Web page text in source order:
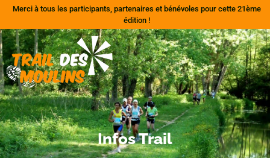
Merci à tous les participants, partenaires et bénévoles pour cette 21ème
édition !
Infos Trail